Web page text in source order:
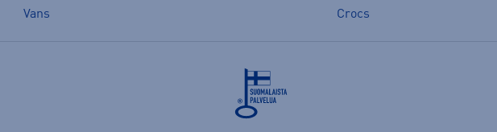
Vans Crocs